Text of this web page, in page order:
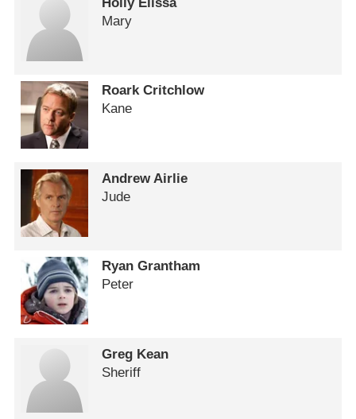
Mary
Roark Critchlow
Kane
Andrew Airlie
Jude
Ryan Grantham
Peter
Greg Kean
Sheriff